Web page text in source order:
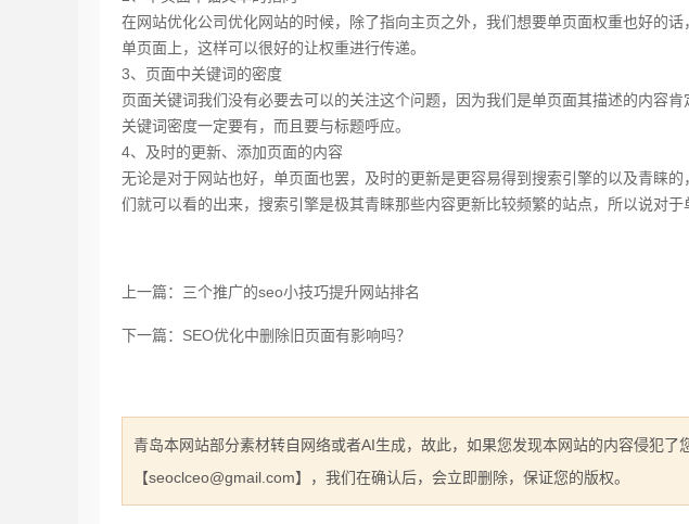
在网站优化公司优化网站的时候，除了指向主页之外，我们想要单页面权重也好的
单页面上，这样可以很好的让权重进行传递。
3、页面中关键词的密度
页面关键词我们没有必要去可以的关注这个问题，因为我们是单页面其描述的内容
关键词密度一定要有，而且要与标题呼应。
4、及时的更新、添加页面的内容
无论是对于网站也好，单页面也罢，及时的更新是更容易得到搜索引擎的以及青睐
们就可以看的出来，搜索引擎是极其青睐那些内容更新比较频繁的站点，所以说对于
上一篇：三个推广的seo小技巧提升网站排名
下一篇：SEO优化中删除旧页面有影响吗？
青岛本网站部分素材转自网络或者AI生成，故此，如果您发现本网站的内容侵犯了
【seoclceo@gmail.com】，我们在确认后，会立即删除，保证您的版权。